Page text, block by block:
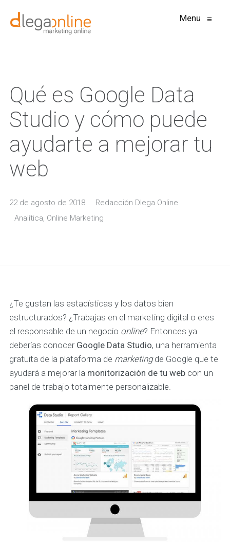
Menu ≡
Qué es Google Data
Studio y cómo puede
ayudarte a mejorar tu
web
22 de agosto de 2018
Redacción Dlega Online
Analítica, Online Marketing
¿Te gustan las estadísticas y los datos bien
estructurados? ¿Trabajas en el marketing digital o eres
el responsable de un negocio online? Entonces ya
deberías conocer Google Data Studio, una herramienta
gratuita de la plataforma de marketingde Google que te
ayudará a mejorar la monitorización de tu webcon un
panel de trabajo totalmente personalizable.